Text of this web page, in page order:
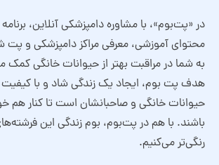
در «پت‌بوم»، با مشاوره دامپزشکی آنلاین،
محتوای آموزشی، معرفی مراکز دامپزشکی و پت
به شما در مراقبت بهتر از حیوانات خانگی کمک
هدف پت بوم، ایجاد یک زندگی شاد و با کیفیت
حیوانات خانگی و صاحبانشان است تا کنار هم
باشند. با هم در پت‌بوم، بوم زندگی این فرشته‌های
رنگی‌تر می‌کنیم.